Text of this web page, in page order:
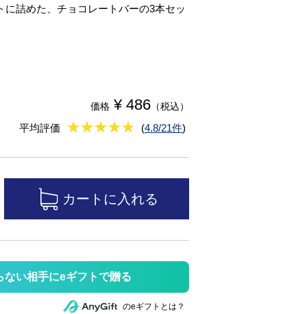
に詰めた、チョコレートバーの3本セッ
価格 ¥ 486 （税込）
平均評価 ★★★★★
★★★★★ (4.8/21件)
ない相手にeギフトで贈る
のeギフトとは？